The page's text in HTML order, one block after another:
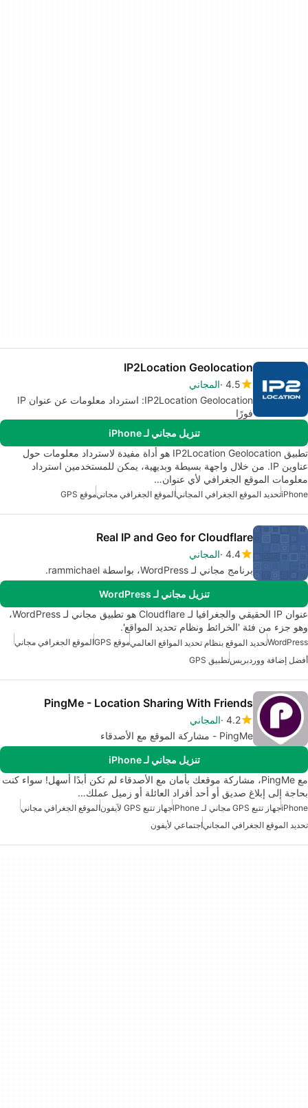
IP2Location Geolocation
4.5 المجاني
IP2Location Geolocation: استرداد معلومات عن عنوان IP
فورًا
تنزيل مجاني لـ iPhone
تطبيق IP2Location Geolocation هو أداة مفيدة لاسترداد معلومات حول
عناوين IP. من خلال واجهة بسيطة وبديهية، يمكن للمستخدمين استرداد
معلومات الموقع الجغرافي لأي عنوان…
iPhoneتحديد الموقع الجغرافي المجانيالموقع الجغرافي مجانيموقع GPS
Real IP and Geo for Cloudflare
4.4 المجاني
برنامج مجاني لـ WordPress، بواسطة rammichael.
تنزيل مجاني لـ WordPress
عنوان IP الحقيقي والجغرافيا لـ Cloudflare هو تطبيق مجاني لـ WordPress،
وهو جزء من فئة 'الخرائط ونظام تحديد المواقع'.
WordPressتحديد الموقع بنظام تحديد المواقع العالميموقع GPS
الموقع الجغرافي مجاني
أفضل إضافة ووردبريستطبيق GPS
PingMe - Location Sharing With Friends
4.2 المجاني
PingMe - مشاركة الموقع مع الأصدقاء
تنزيل مجاني لـ iPhone
مع PingMe، مشاركة موقعك بأمان مع الأصدقاء لم تكن أبدًا أسهل! سواء كنت
بحاجة إلى إبلاغ صديق أو أحد أفراد العائلة أو زميل عملك…
iPhoneجهاز تتبع GPS مجاني لـ IPhone جهاز تتبع GPS لآيفون
الموقع الجغرافي مجاني
تحديد الموقع الجغرافي المجانياجتماعي لأيفون